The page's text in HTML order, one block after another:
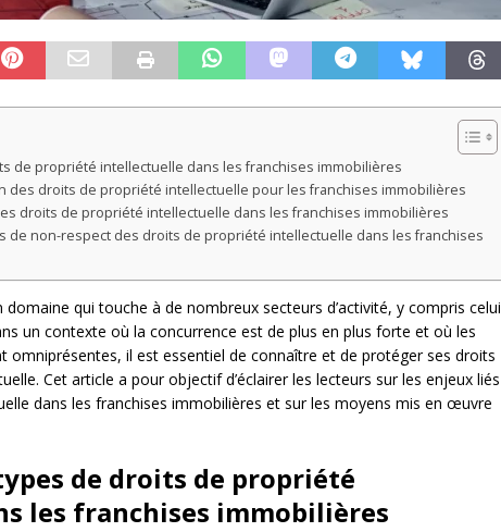
de propriété intellectuelle dans les franchises immobilières
des droits de propriété intellectuelle pour les franchises immobilières
droits de propriété intellectuelle dans les franchises immobilières
de non-respect des droits de propriété intellectuelle dans les franchises
qui touche à de nombreux secteurs d’activité, y compris celui
un contexte où la concurrence est de plus en plus forte et où les
omniprésentes, il est essentiel de connaître et de protéger ses droits
Cet article a pour objectif d’éclairer les lecteurs sur les enjeux liés
dans les franchises immobilières et sur les moyens mis en œuvre
de droits de propriété
les franchises immobilières